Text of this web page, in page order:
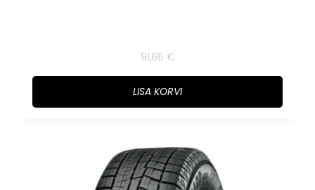
91,66 €
LISA KORVI